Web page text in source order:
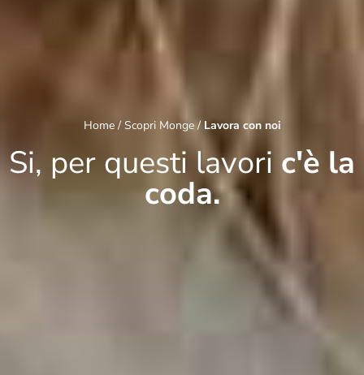
Home/ Scopri Monge / Lavora con noi
Si, per questi lavori c'è la
coda.